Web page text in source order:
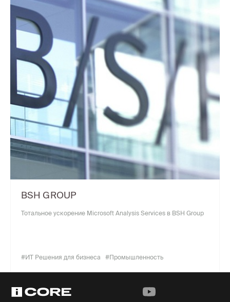
BSH GROUP
Тотальное ускорение Microsoft Analysis Services в BSH Group
#ИТ Решения для бизнеса #Промышленность